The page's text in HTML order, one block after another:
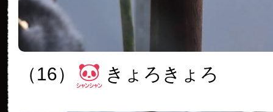
（16） きょろきょろ